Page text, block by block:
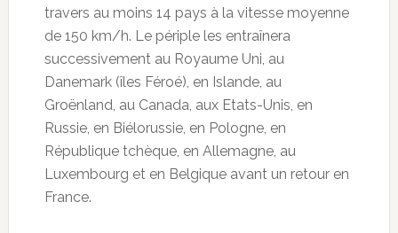
travers au moins 14 pays à la vitesse moyenne
de 150 km/h. Le périple les entraînera
successivement au Royaume Uni, au
Danemark (îles Féroé), en Islande, au
Groënland, au Canada, aux Etats-Unis, en
Russie, en Biélorussie, en Pologne, en
République tchèque, en Allemagne, au
Luxembourg et en Belgique avant un retour en
France.